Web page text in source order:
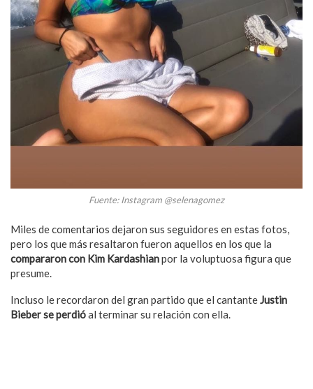
Fuente: Instagram @selenagomez
Miles de comentarios dejaron sus seguidores en estas fotos,
pero los que más resaltaron fueron aquellos en los que la
compararon con Kim Kardashianpor la voluptuosa figura que
presume.
Incluso le recordaron del gran partido que el cantanteJustin
Bieber se perdióal terminar su relación con ella.